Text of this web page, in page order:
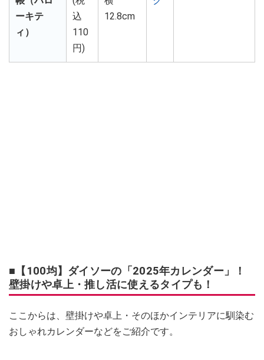
ーキテ
ィ）
込
110
円)
12.8cm
■【100均】ダイソーの「2025年カレンダー」！
壁掛けや卓上・推し活に使えるタイプも！
ここからは、壁掛けや卓上・そのほかインテリアに馴染む
おしゃれカレンダーなどをご紹介です。